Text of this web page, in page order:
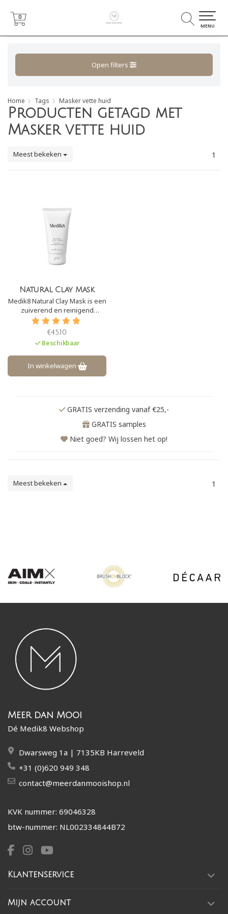
0
0
MENU
Open filters
Home Tags Masker vette huid
Producten getagd met
Masker vette huid
Meest bekeken 1
Natural Clay Mask
Medik8 Natural Clay Mask is een
zuiverend en reinigend
kleimasker om onzuiverheden
te verminderen en poriën te
verfijnen. Clay Mask zorgt voor
het absorberen van overtollig
talg om verstopte poriën te
verminderen
€45,10
Beschikbaar
In winkelwagen
GRATIS verzending vanaf €25,-
GRATIS samples
Niet goed? Wij lossen het op!
Meest bekeken 1
Meer dan Mooi
Dé Medik8 Webshop
Dwarsweg 1a | 7135KB Harreveld
+31 (0)620 949 348
contact@meerdanmooishop.nl
KVK nummer: 69046328
btw-nummer: NL002334844B72
Klantenservice
Mijn account